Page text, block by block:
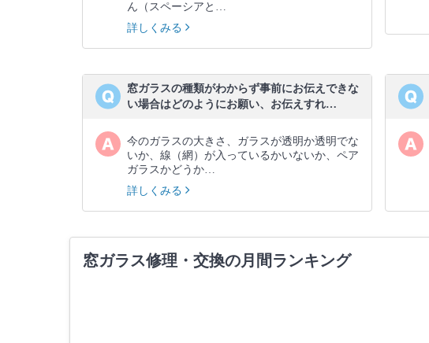
ん（スペーシアと…
詳しくみる
窓ガラスの種類がわからず事前にお伝えできな
い場合はどのようにお願い、お伝えすれ…
今のガラスの大きさ、ガラスが透明か透明でな
いか、線（網）が入っているかいないか、ペア
ガラスかどうか…
詳しくみる
窓ガラス修理・交換の月間ランキング